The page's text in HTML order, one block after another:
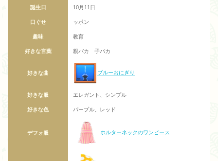
誕生日 10月11日
口ぐせ ッポン
趣味 教育
好きな言葉 親バカ 子バカ
好きな曲 ブルーおにぎり
好きな服 エレガント、シンプル
好きな色 パープル、レッド
デフォ服 ホルターネックのワンピース